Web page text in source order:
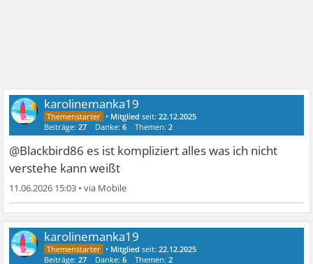
karolinemanka19
• Mitglied seit:22.12.2025
Beiträge:27 Danke:6 Themen:2
@Blackbird86 es ist kompliziert alles was ich nicht
verstehe kann weißt
11.06.2026 15:03 •
karolinemanka19
• Mitglied seit:22.12.2025
Beiträge:27 Danke:6 Themen:2